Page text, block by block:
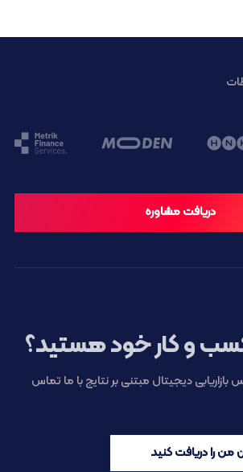
دریافت مشاوره
و کار خود هستید؟
بازاریابی دیجیتال مبتنی بر نتایج با ما تماس
من را دریافت کنید